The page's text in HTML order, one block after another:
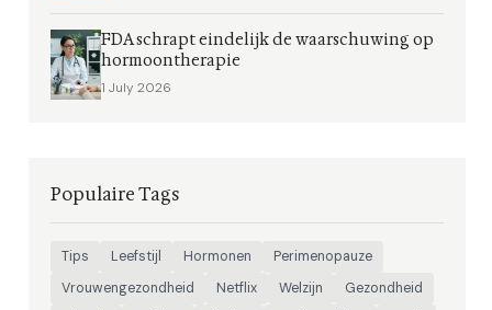
FDA schrapt eindelijk de waarschuwing op
hormoontherapie
1 July 2026
Populaire Tags
Tips Leefstijl Hormonen
Perimenopauze
Vrouwengezondheid
Netflix Welzijn
Gezondheid